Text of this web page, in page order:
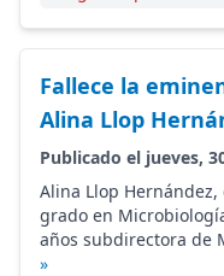
Fallece la
Alina Llop
Publicado el jueves,
Alina Llop
grado en
años subdirectora de
»